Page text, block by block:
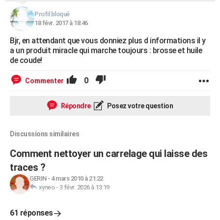
Dictionnaire
Biographies
Citations
Expressions
Proverbes
PROGRAMME TV
COPAINS D'AVANT
S'inscrire
Se connecter
Lycées
Collèges
Primaires
Universités
Entreprises
Service militaire
Avis de recherche
AVIS DE DÉCÈS
FORUM
Profil bloqué
18 févr. 2017 à 18:46
Bjr, en attendant que vous donniez plus d informations il y
a un produit miracle qui marche toujours : brosse et huile
de coude!
Commenter 0
Répondre Posez votre question
Discussions similaires
Comment nettoyer un carrelage qui laisse des
traces ?
GERIN- 4 mars 2010 à 21:22
xyneo- 3 févr. 2026 à 13:19
61 réponses